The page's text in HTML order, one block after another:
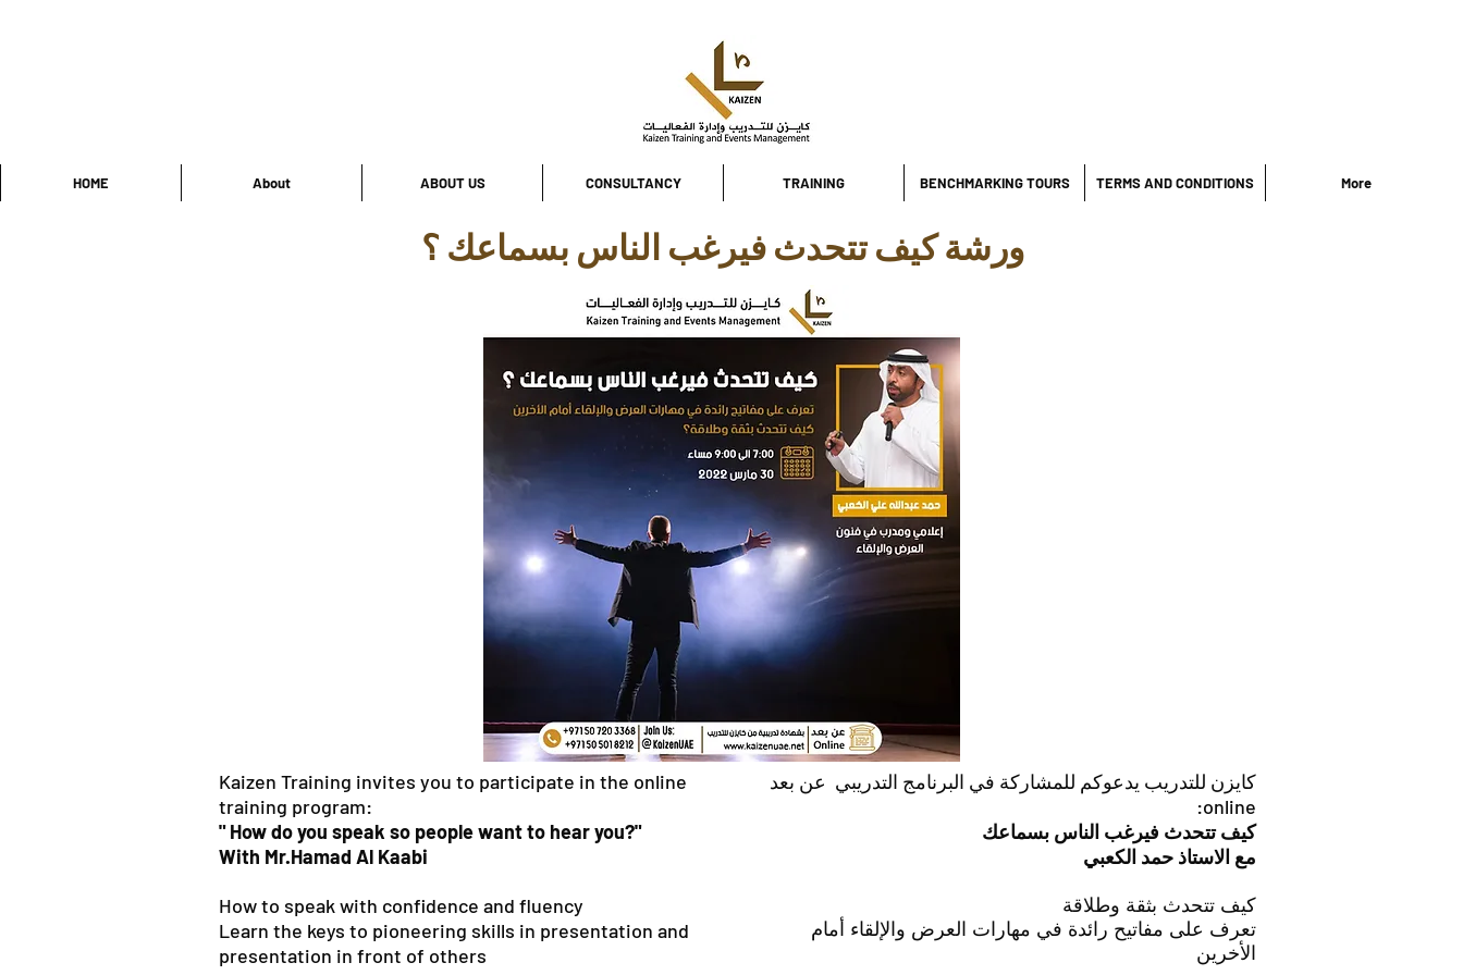
HOME About ABOUT US CONSULTANCY TRAINING BENCHMARKING TOURS TERMS AND CONDITIONS More
ورشة كيف تتحدث فيرغب الناس بسماعك ؟
Kaizen Training invites you to participate in the online
training program:
" How do you speak so people want to hear you?"
With Mr.Hamad Al Kaabi
How to speak with confidence and fluency
Learn the keys to pioneering skills in presentation and
presentation in front of others
كايزن للتدريب يدعوكم للمشاركة في البرنامج التدريبي عن بعد
online:
كيف تتحدث فيرغب الناس بسماعك
مع الاستاذ حمد الكعبي
كيف تتحدث بثقة وطلاقة
تعرف على مفاتيح رائدة في مهارات العرض والإلقاء أمام
الأخرين